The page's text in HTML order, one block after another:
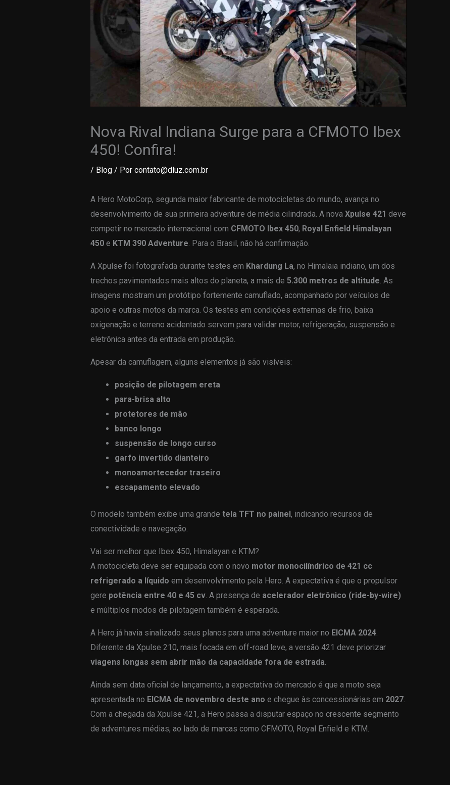
Nova Rival Indiana Surge para a CFMOTO Ibex
450! Confira!
/ Blog/ Por contato@dluz.com.br
A Hero MotoCorp, segunda maior fabricante de motocicletas do mundo, avança no
desenvolvimento de sua primeira adventure de média cilindrada. A nova Xpulse 421 deve
competir no mercado internacional com CFMOTO Ibex 450, Royal Enfield Himalayan
450e KTM 390 Adventure . Para o Brasil, não há confirmação.
A Xpulse foi fotografada durante testes em Khardung La, no Himalaia indiano, um dos
trechos pavimentados mais altos do planeta, a mais de 5.300 metros de altitude . As
imagens mostram um protótipo fortemente camuflado, acompanhado por veículos de
apoio e outras motos da marca. Os testes em condições extremas de frio, baixa
oxigenação e terreno acidentado servem para validar motor, refrigeração, suspensão e
eletrônica antes da entrada em produção.
Apesar da camuflagem, alguns elementos já são visíveis:
posição de pilotagem ereta
para-brisa alto
protetores de mão
banco longo
suspensão de longo curso
garfo invertido dianteiro
monoamortecedor traseiro
escapamento elevado
O modelo também exibe uma grande tela TFT no painel, indicando recursos de
conectividade e navegação.
Vai ser melhor que Ibex 450, Himalayan e KTM?
A motocicleta deve ser equipada com o novo motor monocilíndrico de 421 cc
refrigerado a líquido em desenvolvimento pela Hero. A expectativa é que o propulsor
gere potência entre 40 e 45 cv. A presença de acelerador eletrônico (ride-by-wire)
e múltiplos modos de pilotagem também é esperada.
A Hero já havia sinalizado seus planos para uma adventure maior no EICMA 2024.
Diferente da Xpulse 210, mais focada em off-road leve, a versão 421 deve priorizar
viagens longas sem abrir mão da capacidade fora de estrada
Ainda sem data oficial de lançamento, a expectativa do mercado é que a moto seja
apresentada no EICMA de novembro deste ano e chegue às concessionárias em 2027.
Com a chegada da Xpulse 421, a Hero passa a disputar espaço no crescente segmento
de adventures médias, ao lado de marcas como CFMOTO, Royal Enfield e KTM.